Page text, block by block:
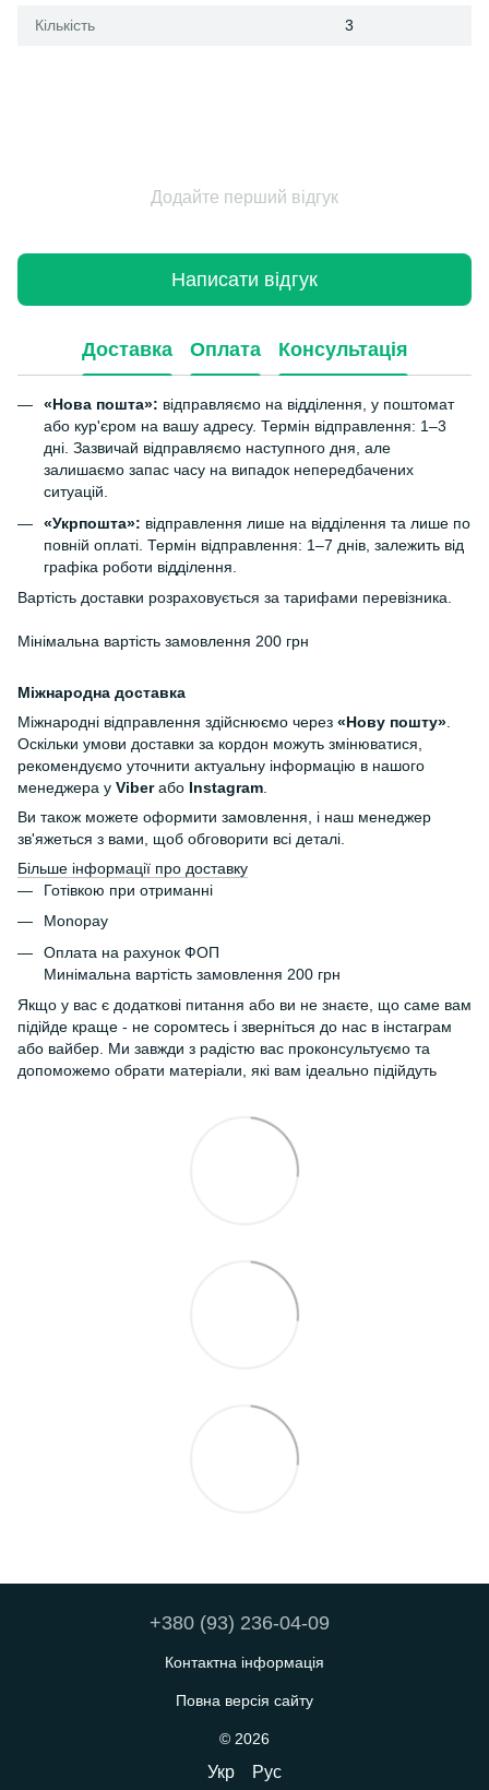
Кількість 3
Додайте перший відгук
Написати відгук
Доставка Оплата Консультація
«Нова пошта»: відправляємо на відділення, у поштомат
або кур'єром на вашу адресу. Термін відправлення: 1–3
дні. Зазвичай відправляємо наступного дня, але
залишаємо запас часу на випадок непередбачених
ситуацій.
«Укрпошта»: відправлення лише на відділення та лише по
повній оплаті. Термін відправлення: 1–7 днів, залежить від
графіка роботи відділення.
Вартість доставки розраховується за тарифами перевізника.
Мінімальна вартість замовлення 200 грн
Міжнародна доставка
Міжнародні відправлення здійснюємо через «Нову пошту»
Оскільки умови доставки за кордон можуть змінюватися,
рекомендуємо уточнити актуальну інформацію в нашого
менеджера у Viberабо Instagram
Ви також можете оформити замовлення, і наш менеджер
зв'яжеться з вами, щоб обговорити всі деталі.
Більше інформації про доставку
Готівкою при отриманні
Monopay
Оплата на рахунок ФОП
Минімальна вартість замовлення 200 грн
Якщо у вас є додаткові питання або ви не знаєте, що саме вам
підійде краще - не соромтесь і зверніться до нас в інстаграм
або вайбер. Ми завжди з радістю вас проконсультуємо та
допоможемо обрати матеріали, які вам ідеально підійдуть
+380 (93) 236-04-09
Контактна інформація
Повна версія сайту
© 2026
Укр Рус